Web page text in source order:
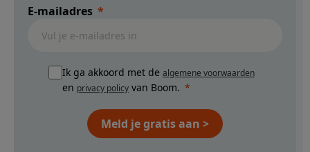
E-mailadres
Ik ga akkoord met de algemene voorwaarden
en privacy policy van Boom.
Meld je gratis aan >